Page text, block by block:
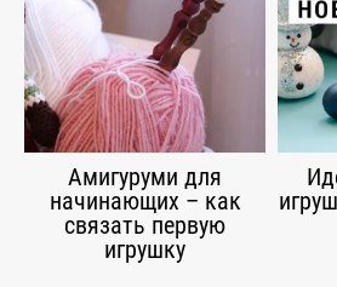
Амигуруми для
начинающих – как
связать первую
игрушку